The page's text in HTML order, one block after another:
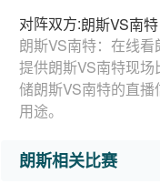
对阵双方:朗斯VS南特
朗斯VS南特：在线
提供朗斯VS南特现
储朗斯VS南特的直
用途。
朗斯相关比赛